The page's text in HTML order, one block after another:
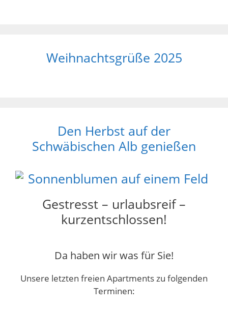
Weihnachtsgrüße 2025
Den Herbst auf der
Schwäbischen Alb genießen
Gestresst – urlaubsreif –
kurzentschlossen!
Da haben wir was für Sie!
Unsere letzten freien Apartments zu folgenden
Terminen: